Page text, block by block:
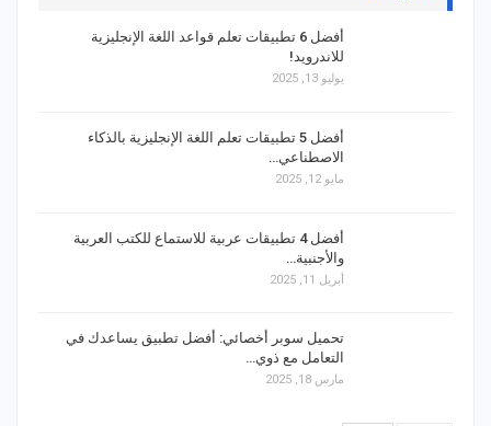
أفضل 6 تطبيقات تعلم قواعد اللغة الإنجليزية
للاندرويد!
يوليو 13, 2025
أفضل 5 تطبيقات تعلم اللغة الإنجليزية بالذكاء
الاصطناعي…
مايو 12, 2025
أفضل 4 تطبيقات عربية للاستماع للكتب العربية
والأجنبية…
أبريل 11, 2025
تحميل سوبر أخصائي: أفضل تطبيق يساعدك في
التعامل مع ذوي…
مارس 18, 2025